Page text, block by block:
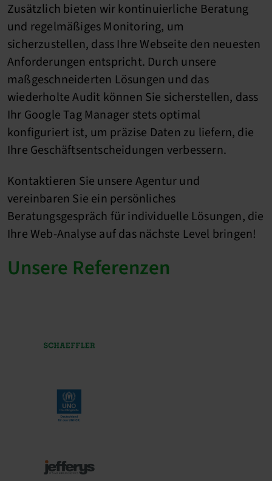
Zusätzlich bieten wir kontinuierliche Beratung
und regelmäßiges Monitoring, um
sicherzustellen, dass Ihre Webseite den neuesten
Anforderungen entspricht. Durch unsere
maßgeschneiderten Lösungen und das
wiederholte Audit können Sie sicherstellen, dass
Ihr Google Tag Manager stets optimal
konfiguriert ist, um präzise Daten zu liefern, die
Ihre Geschäftsentscheidungen verbessern.
Kontaktieren Sie unsere Agentur und
vereinbaren Sie ein persönliches
Beratungsgespräch für individuelle Lösungen, die
Ihre Web-Analyse auf das nächste Level bringen!
Unsere Referenzen